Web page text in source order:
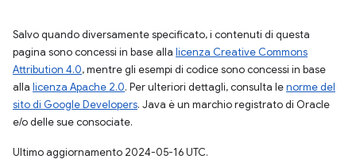
Salvo quando diversamente specificato, i contenuti di questa
pagina sono concessi in base alla licenza Creative Commons
Attribution 4.0, mentre gli esempi di codice sono concessi in base
alla licenza Apache 2.0. Per ulteriori dettagli, consulta lenorme del
sito di Google Developers. Java è un marchio registrato di Oracle
e/o delle sue consociate.
Ultimo aggiornamento 2024-05-16 UTC.